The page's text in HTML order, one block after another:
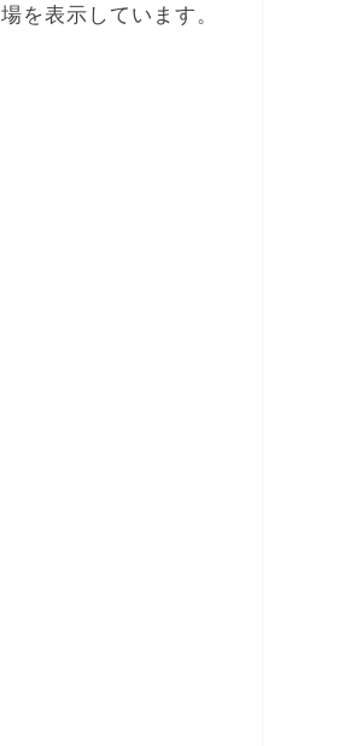
を表示しています。